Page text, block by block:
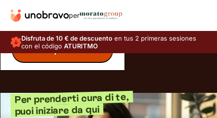
per
Disfruta de 10 € de descuento en tus 2 primeras sesiones
con el códigoATURITMO
Inizia il questionario
Per prenderti cura di te,
puoi iniziare da qui